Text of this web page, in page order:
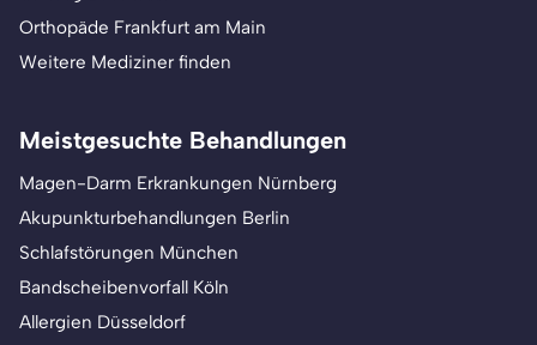
Orthopäde Frankfurt am Main
Weitere Mediziner finden
Meistgesuchte Behandlungen
Magen-Darm Erkrankungen Nürnberg
Akupunkturbehandlungen Berlin
Schlafstörungen München
Bandscheibenvorfall Köln
Allergien Düsseldorf